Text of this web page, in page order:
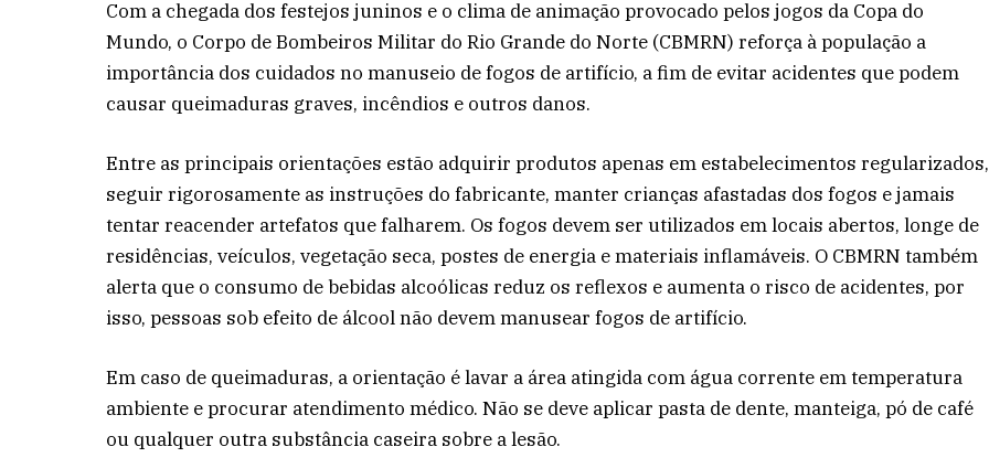
Com a chegada dos festejos juninos e o clima de animação provocado pelos jogos da Copa do
Mundo, o Corpo de Bombeiros Militar do Rio Grande do Norte (CBMRN) reforça à população a
importância dos cuidados no manuseio de fogos de artifício, a fim de evitar acidentes que podem
causar queimaduras graves, incêndios e outros danos.
Entre as principais orientações estão adquirir produtos apenas em estabelecimentos regularizados,
seguir rigorosamente as instruções do fabricante, manter crianças afastadas dos fogos e jamais
tentar reacender artefatos que falharem. Os fogos devem ser utilizados em locais abertos, longe de
residências, veículos, vegetação seca, postes de energia e materiais inflamáveis. O CBMRN também
alerta que o consumo de bebidas alcoólicas reduz os reflexos e aumenta o risco de acidentes, por
isso, pessoas sob efeito de álcool não devem manusear fogos de artifício.
Em caso de queimaduras, a orientação é lavar a área atingida com água corrente em temperatura
ambiente e procurar atendimento médico. Não se deve aplicar pasta de dente, manteiga, pó de café
ou qualquer outra substância caseira sobre a lesão.